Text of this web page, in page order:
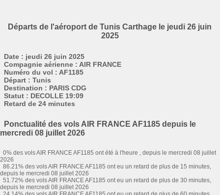
Départs de l'aéroport de Tunis Carthage le jeudi 26 juin
2025
Date : jeudi 26 juin 2025
Compagnie aérienne : AIR FRANCE
Numéro du vol : AF1185
Départ : Tunis
Destination : PARIS CDG
Statut : DECOLLE 19:09
Retard de 24 minutes
Ponctualité des vols AIR FRANCE AF1185 depuis le
mercredi 08 juillet 2026
0% des vols AIR FRANCE AF1185 ont été à l'heure , depuis le mercredi 08 juillet
2026
86.21% des vols AIR FRANCE AF1185 ont eu un retard de plus de 15 minutes,
depuis le mercredi 08 juillet 2026
51.72% des vols AIR FRANCE AF1185 ont eu un retard de plus de 30 minutes,
depuis le mercredi 08 juillet 2026